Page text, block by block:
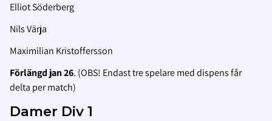
Elliot Söderberg
Nils Värja
Maximilian Kristoffersson
Förlängd jan 26. (OBS! Endast tre spelare med dispens får
delta per match)
Damer Div 1